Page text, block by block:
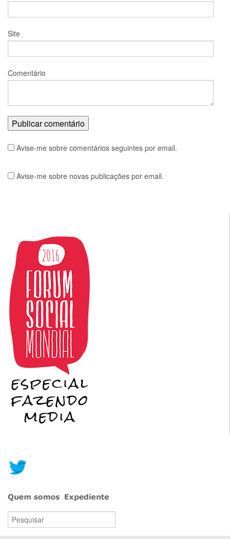
Site
Comentário
Avise-me sobre comentários seguintes por email.
Avise-me sobre novas publicações por email.